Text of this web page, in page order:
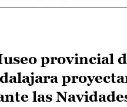
provincial
las